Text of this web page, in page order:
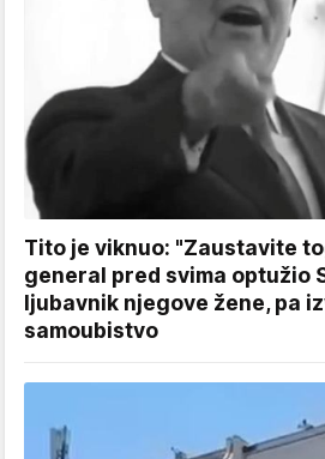
Tito je viknuo: "Zaustavite
general pred svima optužio
ljubavnik njegove žene, pa
samoubistvo